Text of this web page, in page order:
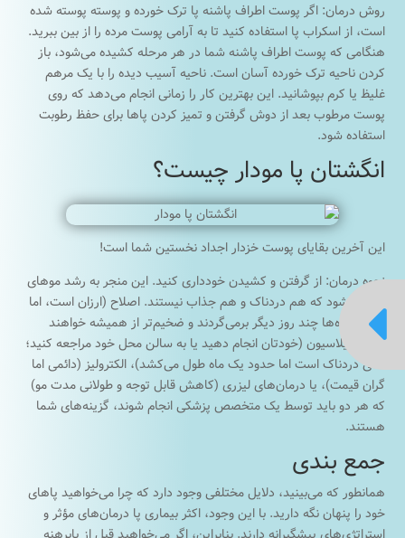
روش درمان: اگر پوست اطراف پاشنه پا ترک خورده و پوسته پوسته شده
است، از اسکراب پا استفاده کنید تا به آرامی پوست مرده را از بین ببرید.
هنگامی که پوست اطراف پاشنه شما در هر مرحله کشیده می‌شود، باز
کردن ناحیه ترک خورده آسان است. ناحیه آسیب دیده را با یک مرهم
غلیظ یا کرم بپوشانید. این بهترین کار را زمانی انجام می‌دهد که روی
پوست مرطوب بعد از دوش گرفتن و تمیز کردن پاها برای حفظ رطوبت
استفاده شود.
انگشتان پا مودار چیست؟
این آخرین بقایای پوست خزدار اجداد نخستین شما است!
نحوه درمان: از گرفتن و کشیدن خودداری کنید. این منجر به رشد موهای
زائد می‌شود که هم دردناک و هم جذاب نیستند. اصلاح (ارزان است، اما
این مکنده‌ها چند روز دیگر برمی‌گردند و ضخیم‌تر از همیشه خواهند
شد)، اپیلاسیون (خودتان انجام دهید یا به سالن محل خود مراجعه کنید؛
کمی دردناک است اما حدود یک ماه طول می‌کشد)، الکترولیز (دائمی اما
گران قیمت)، یا درمان‌های لیزری (کاهش قابل توجه و طولانی مدت مو)
که هر دو باید توسط یک متخصص پزشکی انجام شوند، گزینه‌های شما
هستند.
جمع بندی
همانطور که می‌بینید، دلایل مختلفی وجود دارد که چرا می‌خواهید پاهای
خود را پنهان نگه دارید. با این وجود، اکثر بیماری‌ پا درمان‌های مؤثر و
